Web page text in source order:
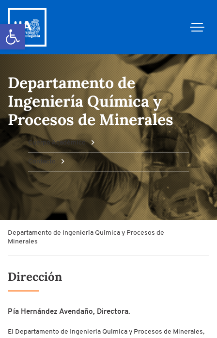
Abrir barra de herramientas
Departamento de
Ingeniería Química y
Procesos de Minerales
Cuerpo Académico
Contacto
Departamento de Ingeniería Química y Procesos de
Minerales
Dirección
Pía Hernández Avendaño, Directora.
El Departamento de Ingeniería Química y Procesos de Minerales,